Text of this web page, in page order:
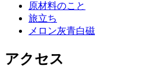
原材料のこと
旅立ち
メロン灰青白磁
アクセス